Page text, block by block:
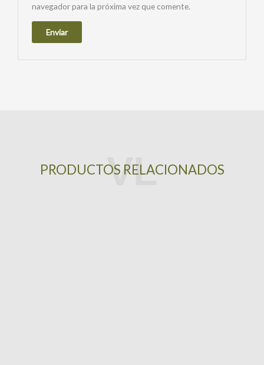
navegador para la próxima vez que comente.
PRODUCTOS RELACIONADOS